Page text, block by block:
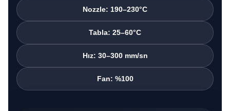
Nozzle: 190–230°C
Tabla: 25–60°C
Hız: 30–300 mm/sn
Fan: %100